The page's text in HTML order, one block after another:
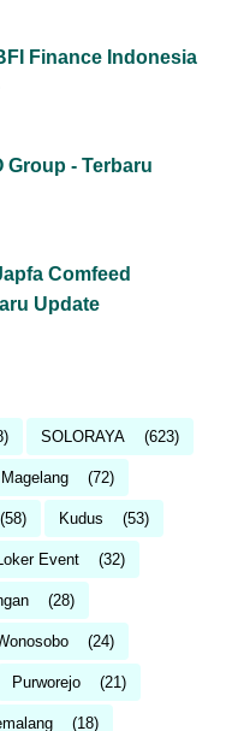
Finance Indonesia
Group - Terbaru
Comfeed
Update
SOLORAYA (623)
Magelang (72)
(58) Kudus (53)
Event (32)
(28)
(24)
Purworejo (21)
(18)